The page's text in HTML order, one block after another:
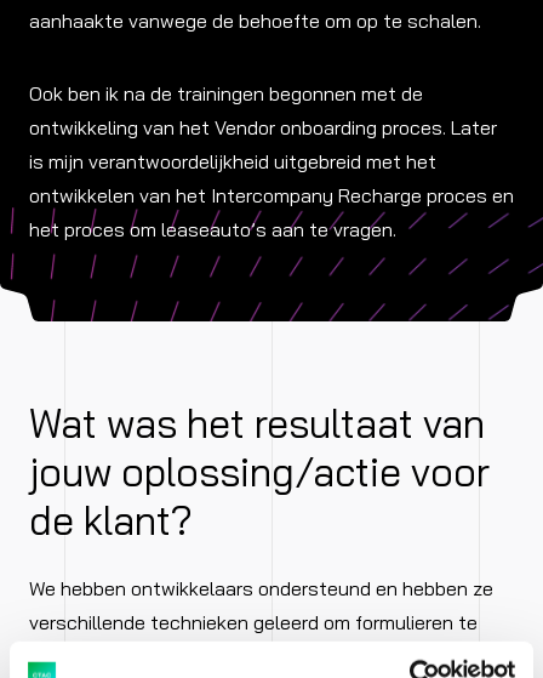
aanhaakte vanwege de behoefte om op te schalen.
Ook ben ik na de trainingen begonnen met de
ontwikkeling van het Vendor onboarding proces. Later
is mijn verantwoordelijkheid uitgebreid met het
ontwikkelen van het Intercompany Recharge proces en
het proces om leaseauto’s aan te vragen.
Wat was het resultaat van
jouw oplossing/actie voor
de klant?
We hebben ontwikkelaars ondersteund en hebben ze
verschillende technieken geleerd om formulieren te
ontwikkelen. Verder hebben we verschillende